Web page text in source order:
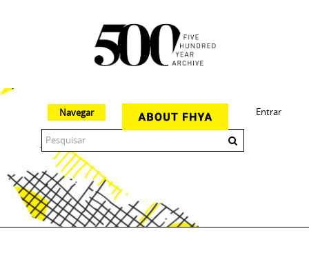
Entrar
Navegar